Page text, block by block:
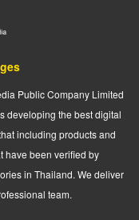
Public Company Limited
developing the best digital
including products and
have been verified by
in Thailand. We deliver
team.